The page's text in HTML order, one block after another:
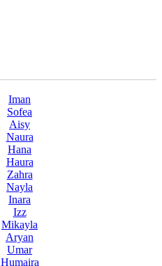
Iman
Sofea
Aisy
Naura
Hana
Haura
Zahra
Nayla
Inara
Izz
Mikayla
Aryan
Umar
Humaira